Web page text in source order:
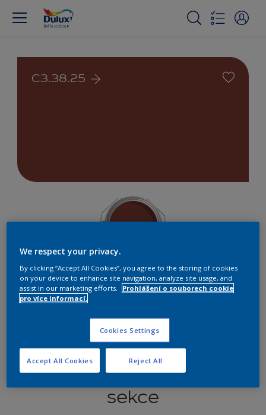
C3.38.25
Najít výrobek v tomto odstínu
Koordinovat barevné
sekce
We respect your privacy.
By clicking “Accept All Cookies”, you agree to the storing of cookies
on your device to enhance site navigation, analyze site usage, and
assist in our marketing efforts.
Prohlášení o souborech cookie
pro více informací.
Cookies Settings
Reject All
Accept All Cookies